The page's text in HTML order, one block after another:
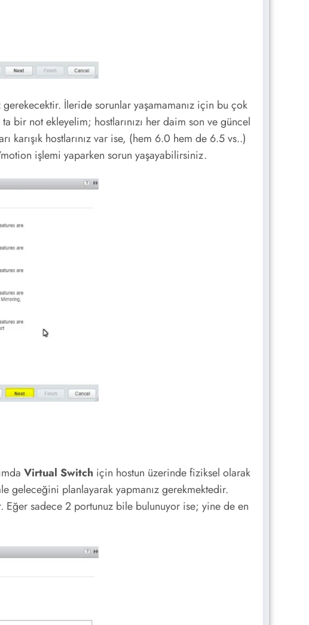
İleride sorunlar yaşamamanız için bu çok
bir not ekleyelim; hostlarınızı her daim son ve güncel
karışık hostlarınız var ise, (hem 6.0 hem de 6.5 vs..)
işlemi yaparken sorun yaşayabilirsiniz.
Virtual Switch için hostun üzerinde fiziksel olarak
geleceğini planlayarak yapmanız gerekmektedir.
Eğer sadece 2 portunuz bile bulunuyor ise; yine de en